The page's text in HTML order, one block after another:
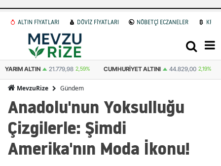
ALTIN FİYATLARI DÖVİZ FİYATLARI NÖBETÇİ ECZANELER
CUMHURIYET ALTINI 44.829,00 2,19% ATA ALTIN 44.531,00
MevzuRize Gündem
Anadolu'nun Yoksulluğu
Çizgilerle: Şimdi
Amerika'nın Moda İkonu!